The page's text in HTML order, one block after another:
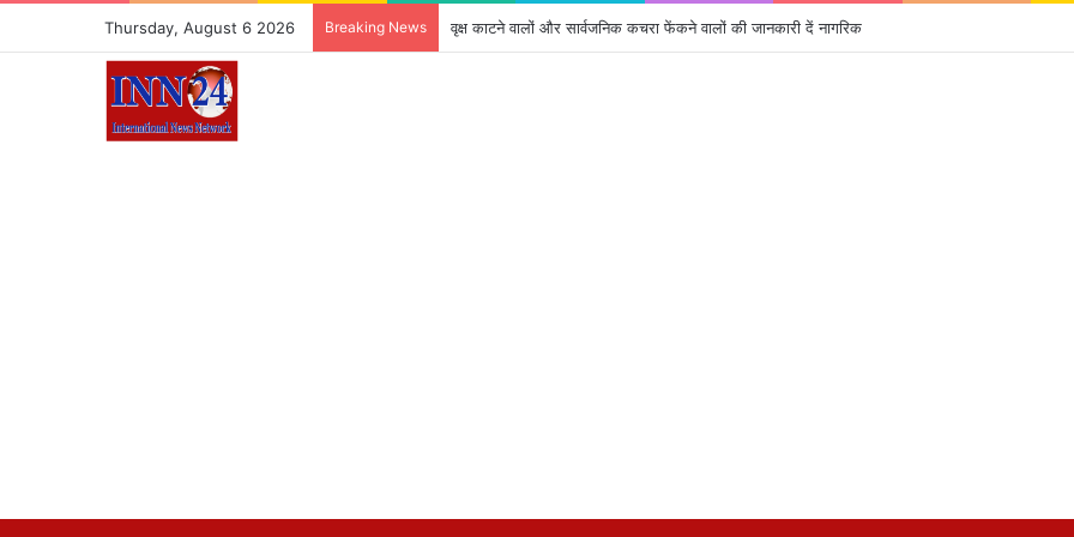
Thursday, August 6 2026 Breaking News वृक्ष काटने वालों और सार्वजनिक कचरा फेंकने वालों की जानकारी दें नागरिक